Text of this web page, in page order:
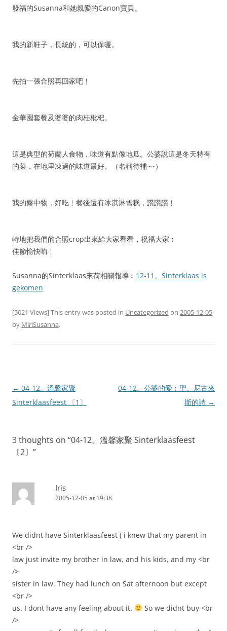
發福的Susanna和她親愛的Canon寶貝。
我的新鞋子，長統的，可以保暖。
先拍一張合照再回家吧﹗
金華園套餐及婆婆的肉桂枇杷。
這是典型的荷蘭人食物，味道有點像地瓜。公婆說這是冬天特有
的菜，在地里凍過的味道最好。（名稱待補~~）
我的盤中物，好吃﹗餐後還有冰淇淋雪糕，讚讚讚﹗
特地把我們的合照crop出來給大家看看，祝福大家︰
佳節愉快唷﹗
Susanna的Sinterklaas來荷相關報導︰ 12-11。Sinterklaas is
gekomen
[5021 Views] This entry was posted in Uncategorized on 2005-12-05
by MiriSusanna.
Post
navigation
← 04-12。溫馨家聚
Sinterklaasfeest 〔1〕
04-12。公婆的愛︰聖。尼古來
斯的詩 →
3 thoughts on “04-12。溫馨家聚 Sinterklaasfeest
〔2〕 ”
Iris
2005-12-05 at 19:38
We didnt have Sinterklaasfeest ( i knew that my parent in
<br />
law just invite my brother in law, and his kids, and my <br
/>
sister in law. They had lunch on Sat afternoon but except
<br />
us. I dont have any feeling about it.
So we didnt buy <br
/>